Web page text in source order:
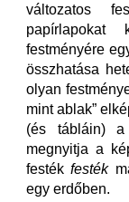
változatos
papírlapokat
festményére
összhatása
olyan
mint ablak”
(és tábláin)
megnyitja a
festékfesték
egy erdőben.